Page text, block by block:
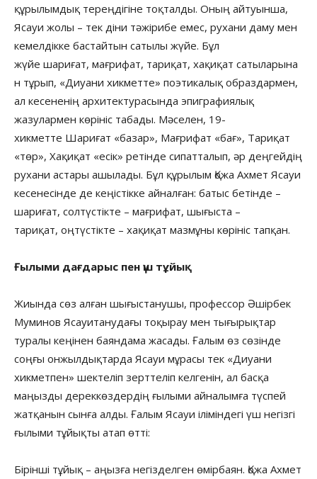
құрылымдық тереңдігіне тоқталды. Оның айтуынша,
Ясауи жолы – тек діни тәжірибе емес, рухани даму мен
кемелдікке бастайтын сатылы жүйе. Бұл
жүйе шариғат, мағрифат, тариқат, хақиқат сатыларына
н тұрып, «Диуани хикметте» поэтикалық образдармен,
ал кесененің архитектурасында эпиграфиялық
жазулармен көрініс табады. Мәселен, 19-
хикметте Шариғат «базар», Мағрифат «бағ», Тариқат
«төр», Хақиқат «есік» ретінде сипатталып, әр деңгейдің
рухани астары ашылады. Бұл құрылым Қожа Ахмет Ясауи
кесенесінде де кеңістікке айналған: батыс бетінде –
шариғат, солтүстікте – мағрифат, шығыста –
тариқат, оңтүстікте – хақиқат мазмұны көрініс тапқан.
Ғылыми дағдарыс пен үш тұйық
Жиында сөз алған шығыстанушы, профессор Әшірбек
Муминов Ясауитанудағы тоқырау мен тығырықтар
туралы кеңінен баяндама жасады. Ғалым өз сөзінде
соңғы онжылдықтарда Ясауи мұрасы тек «Диуани
хикметпен» шектеліп зерттеліп келгенін, ал басқа
маңызды дереккөздердің ғылыми айналымға түспей
жатқанын сынға алды. Ғалым Ясауи іліміндегі үш негізгі
ғылыми тұйықты атап өтті:
Бірінші тұйық – аңызға негізделген өмірбаян. Қожа Ахмет